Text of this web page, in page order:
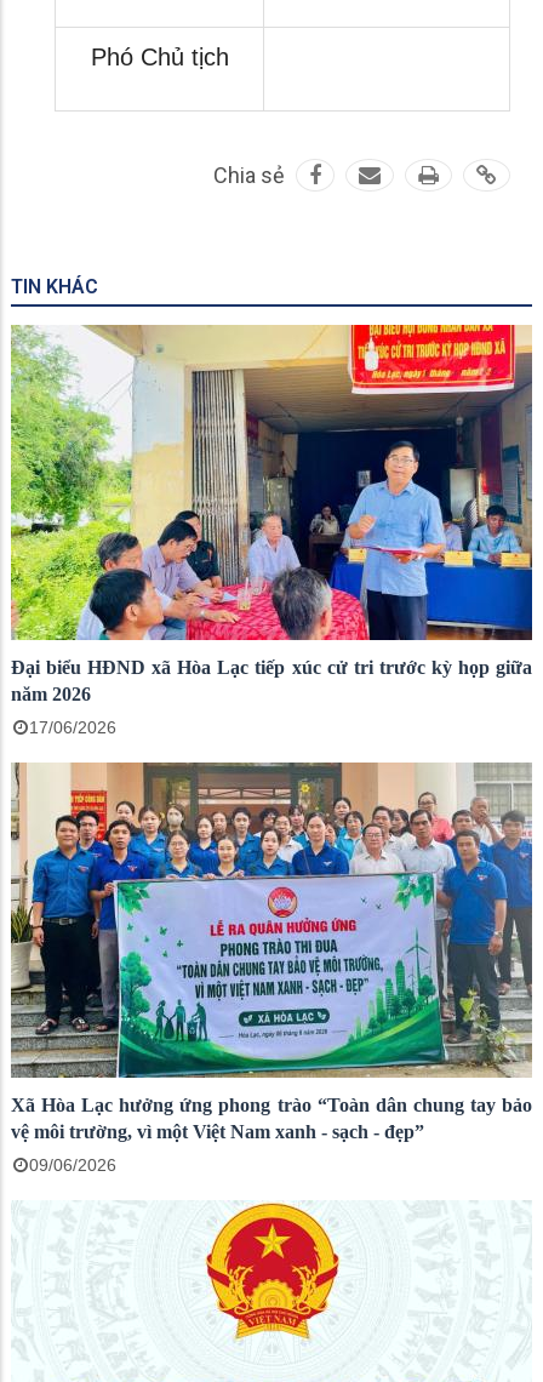
Phó Chủ tịch
Chia sẻ
TIN KHÁC
Đại biểu HĐND xã Hòa Lạc tiếp xúc cử tri trước kỳ họp giữa
năm 2026
17/06/2026
Xã Hòa Lạc hưởng ứng phong trào “Toàn dân chung tay bảo
vệ môi trường, vì một Việt Nam xanh - sạch - đẹp”
09/06/2026